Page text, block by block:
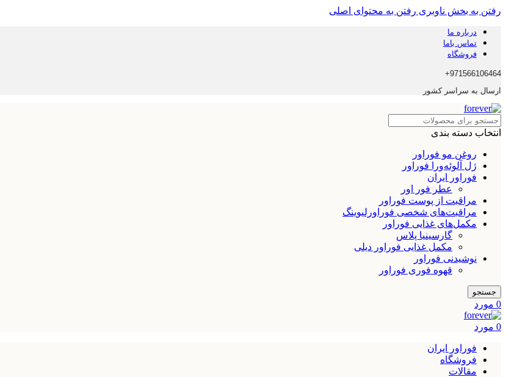
رفتن به بخش ناوبری رفتن به محتوای اصلی
درباره ما
تماس باما
فروشگاه
971566106464+
ارسال به سراسر کشور
انتخاب دسته بندی
روغن مو فوراور
ژل آلوئه‌ورا فوراور
فوراور ایران
عطر فور اور
مراقبت از پوست فوراور
مراقبت‌های شخصی فوراورلیوینگ
مکمل‌های غذایی فوراور
گارسینیا پلاس
مکمل غذایی فوراور دیلی
نوشیدنی فوراور
قهوه فوری فوراور
جستجو
0 مورد
0 مورد
فوراور ایران
فروشگاه
مقالات